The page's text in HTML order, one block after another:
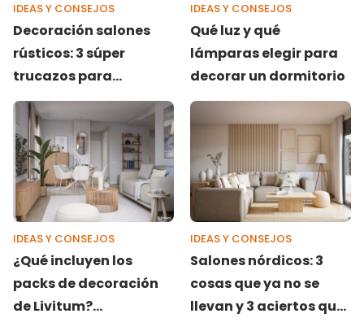
IDEAS Y CONSEJOS
Decoración salones
rústicos: 3 súper
trucazos para
conseguir un look
perfecto
IDEAS Y CONSEJOS
Qué luz y qué
lámparas elegir para
decorar un dormitorio
IDEAS Y CONSEJOS
¿Qué incluyen los
packs de decoración
de Livitum?
IDEAS Y CONSEJOS
Salones nórdicos: 3
cosas que ya no se
llevan y 3 aciertos que